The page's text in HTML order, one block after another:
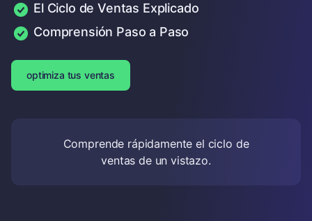
El Ciclo de Ventas Explicado
Comprensión Paso a Paso
optimiza tus ventas
Comprende rápidamente el ciclo de
ventas de un vistazo.